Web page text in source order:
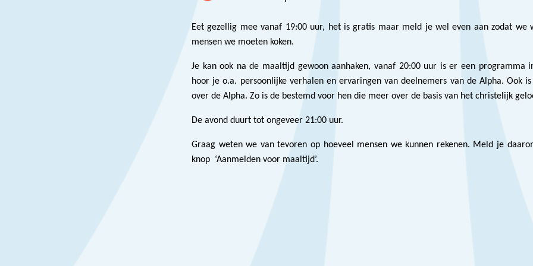
Eet gezellig mee vanaf 19:00 uur, het is gratis maar meld je wel even aan zodat we
mensen we moeten koken.
Je kan ook na de maaltijd gewoon aanhaken, vanaf 20:00 uur is er een programma
hoor je o.a. persoonlijke verhalen en ervaringen van deelnemers van de Alpha. Ook
over de Alpha. Zo is de bestemd voor hen die meer over de basis van het christelijk
De avond duurt tot ongeveer 21:00 uur.
Graag weten we van tevoren op hoeveel mensen we kunnen rekenen. Meld je
knop ‘Aanmelden voor maaltijd’.